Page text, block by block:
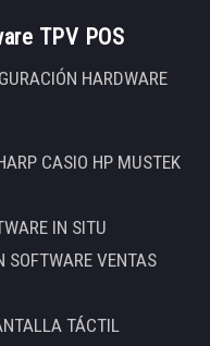
TPV POS
HARDWARE
CASIO HP MUSTEK
IN SITU
SOFTWARE VENTAS
TÁCTIL